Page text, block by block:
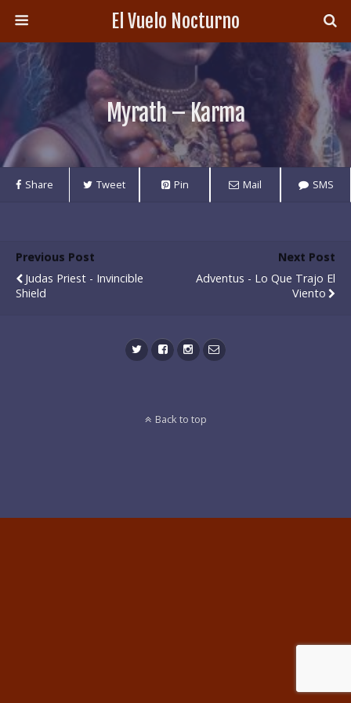
El Vuelo Nocturno
Myrath – Karma
Share Tweet Pin Mail SMS
Previous Post
Judas Priest - Invincible
Shield
Next Post
Adventus - Lo Que Trajo El
Viento
Back to top